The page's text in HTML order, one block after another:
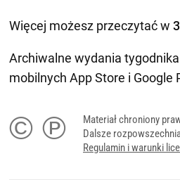
Więcej możesz przeczytać w
Archiwalne wydania
mobilnych App Store i Google
© ℗
Materiał chroniony
Dalsze
Regulamin i warunki